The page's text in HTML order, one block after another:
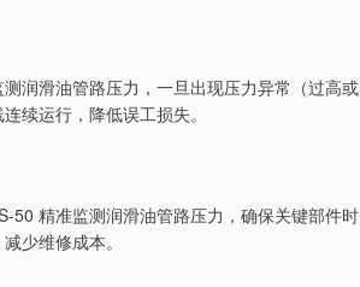
润滑油管路压力，一旦出现压力异常（过高或
续运行，降低误工损失。
50 精准监测润滑油管路压力，确保关键部件时
少维修成本。